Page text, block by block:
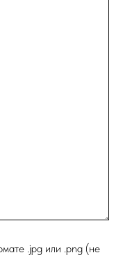
.jpg или .png (не